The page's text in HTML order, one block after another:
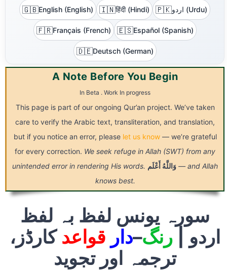
🇬🇧English (English) 🇮🇳हिंदी (Hindi) 🇵🇰 اردو (Urdu)
🇫🇷Français (French) 🇪🇸Español (Spanish)
🇩🇪Deutsch (German)
A Note Before You Begin
In Beta . Work In progress
This page is part of our ongoing Qur’an project. We’ve taken
care to verify the Arabic text, transliteration, and translation,
but if you notice an error, please let us know— we’re grateful
for every correction. We seek refuge in Allah (SWT) from any
unintended error in rendering His words.
وَاللَّهُ أَعْلَم
— and Allah
knows best.
سورہ یونس لفظ بہ لفظ
اردو |رنگ–دار قواعدکارڈز،
ترجمہ اور تجوید